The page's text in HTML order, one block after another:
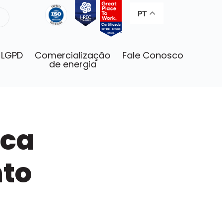
PT
LGPD Comercialização
de energia
Fale Conosco